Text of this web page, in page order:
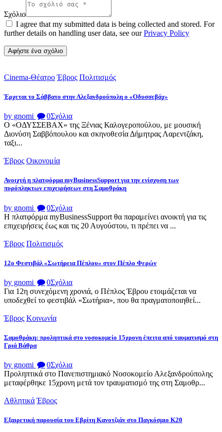
Σχόλιο
I agree that my submitted data is being collected and stored. For
further details on handling user data, see ourPrivacy Policy
Cinema-Θέατρο Έβρος Πολιτισμός
Έρχεται το Σάββατο στην Αλεξανδρούπολη ο «Οδυσσεβάχ»
by gnomi 0Σχόλια
Ο «ΟΔΥΣΣΕΒΑΧ» της Ξένιας Καλογεροπούλου, με μουσική
Διονύση Σαββόπουλου και σκηνοθεσία Δήμητρας Λαρεντζάκη,
ταξι...
Έβρος Οικονομία
Ανοιχτή η πλατφόρμα myBusinessSupport για την ενίσχυση των
πυρόπληκτων επιχειρήσεων στη Σαμοθράκη
by gnomi 0Σχόλια
Η πλατφόρμα myBusinessSupport θα παραμείνει ανοικτή για τις
επιχειρήσεις έως και τις 20 Αυγούστου, τι πρέπει να ...
Έβρος Πολιτισμός
12ο Φεστιβάλ «Σωτήρεια Πέπλου» στον Πέπλο Φερών
by gnomi 0Σχόλια
Για 12η συνεχόμενη χρονιά, ο Πέπλος Έβρου ετοιμάζεται να
υποδεχθεί το φεστιβάλ «Σωτήρια», που θα πραγματοποιηθεί...
Έβρος Κοινωνία
Σαμοθράκη: προληπτικά στο νοσοκομείο 15χρονη έπειτα από ταυματισμό στη
Γριά Βάθρα
by gnomi 0Σχόλια
Προληπτικά στο Πανεπιστημιακό Νοσοκομείο Αλεξανδρούπολης
μεταφέρθηκε 15χρονη μετά τον τραυματισμό της στη Σαμοθρ...
Αθλητικά Έβρος
Εξαιρετική παρουσία του Εβρίτη Κανοτζιάν στο Παγκόσμιο Κ20